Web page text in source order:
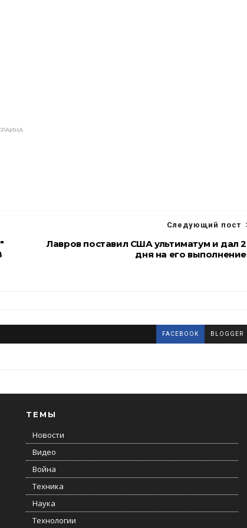
Следующий пост
Лавров поставил США ультиматум и дал 2
дня на его выполнение
FACEBOOK BLOGGER
ТЕМЫ
Новости
Видео
Война
Техника
Наука
Технологии